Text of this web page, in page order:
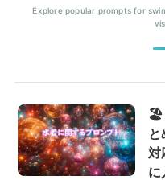
Explore popular prompts for
🏖️
対
に